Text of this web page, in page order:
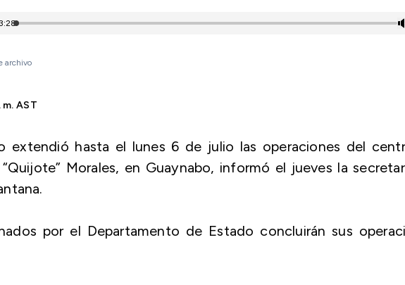
archivo
AST
extendió hasta el lunes 6 de julio las operaciones del
Morales, en Guaynabo, informó el jueves la
por el Departamento de Estado concluirán sus